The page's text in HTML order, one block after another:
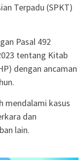
Terpadu (SPKT)
Pasal 492
tentang Kitab
dengan ancaman
mendalami kasus
dan
lain.